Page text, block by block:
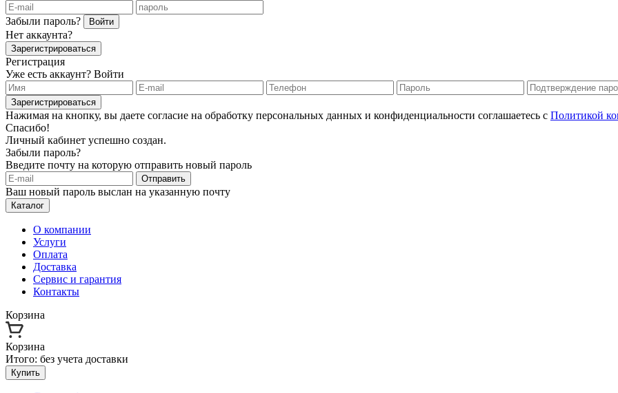
Забыли пароль? Войти
Нет аккаунта?
Зарегистрироваться
Регистрация
Уже есть аккаунт? Войти
Зарегистрироваться
Нажимая на кнопку, вы даете согласие на обработку персональных данных и конфиденциальности соглашаетесь с Политикой
Спасибо!
Личный кабинет успешно создан.
Забыли пароль?
Введите почту на которую отправить новый пароль
Отправить
Ваш новый пароль выслан на указанную почту
Каталог
О компании
Услуги
Оплата
Доставка
Сервис и гарантия
Контакты
Корзина
Корзина
Итого: без учета доставки
Купить